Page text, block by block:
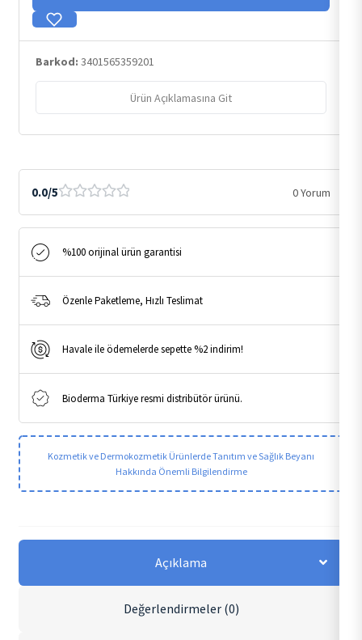
Barkod: 3401565359201
Ürün Açıklamasına Git
0.0/5 0 Yorum
%100 orijinal ürün garantisi
Özenle Paketleme, Hızlı Teslimat
Havale ile ödemelerde sepette %2 indirim!
Bioderma Türkiye resmi distribütör ürünü.
Kozmetik ve Dermokozmetik Ürünlerde Tanıtım ve Sağlık Beyanı
Hakkında Önemli Bilgilendirme
Açıklama
Değerlendirmeler (0)